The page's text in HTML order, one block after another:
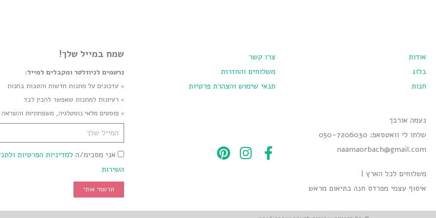
אודות
בלוג
חנות
נעמה אורבך
שלחו לי וואטסאפ: 050-7206030
naamaorbach@gmail.com
משלוחים לכל הארץ |
איסוף עצמי מפרדס חנה בתיאום מראש
צרו קשר
משלוחים והחזרות
תנאי שימוש והצהרת פרטיות
שמח במייל שלך!
נרשמים לניוזלטר ומקבלים למייל:
> עדכונים על מתנות חדשות והטבות בחנות
> רעיונות למתנות שאפשר להכין לבד
> פוסטים מלאי נוסטלגיה, משפחתיוּת והשראה
אני מסכימ/ה למדיניות הפרטיות
השירות
תרשמי אותי